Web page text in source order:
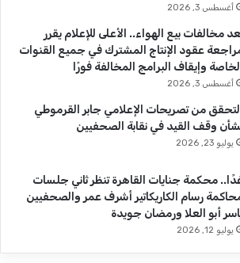
أغسطس 3, 2026
مخالفات بيع الهواء.. الأعلى للإعلام يقرر
عقود الإنتاج المشترك في جميع القنوات
الخاصة وإيقاف البرامج المخالفة فورًا
أغسطس 3, 2026
التحقق من تصريحات الإعلامي جابر القرموطي
وقف القيد في نقابة الصحفيين
يوليو 23, 2026
محكمة جنايات القاهرة تنظر ثاني جلسات
رسام الكاريكاتير أشرف عمر والصحفيين
أبو العلا ورمضان جويدة
يوليو 12, 2026